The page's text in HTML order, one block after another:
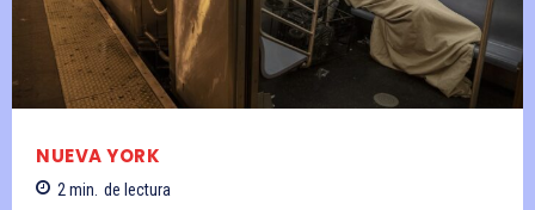
NUEVA YORK
2min. de lectura